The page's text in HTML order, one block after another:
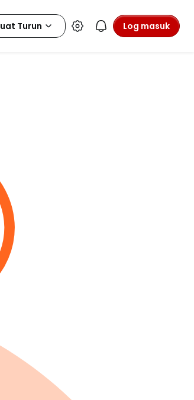
Log masuk